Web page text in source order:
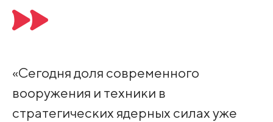
«Сегодня доля современного
вооружения и техники в
стратегических ядерных силах уже